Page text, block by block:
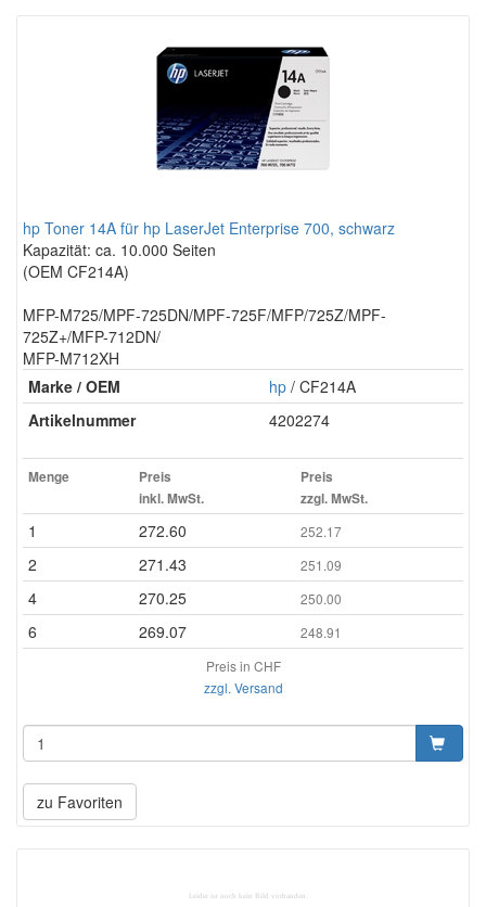
hp Toner 14A für hp LaserJet Enterprise 700, schwarz
Kapazität: ca. 10.000 Seiten
(OEM CF214A)
MFP-M725/MPF-725DN/MPF-725F/MFP/725Z/MPF-
725Z+/MFP-712DN/
MFP-M712XH
Marke / OEM
hp / CF214A
Artikelnummer
4202274
Menge
Preis
inkl. MwSt.
Preis
zzgl. MwSt.
1 272.60 252.17
2 271.43 251.09
4 270.25 250.00
6 269.07
248.91
Preis in CHF
zzgl. Versand
zu Favoriten